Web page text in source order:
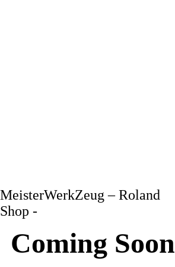
MeisterWerkZeug – Roland
Shop -
Coming Soon